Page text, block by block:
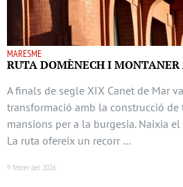
MARESME
RUTA DOMÈNECH I
A finals de segle XIX Canet de Mar
transformació amb la construcció
mansions per a la burgesia. Naixia
La ruta ofereix un recorr …
9 febrer del 2026